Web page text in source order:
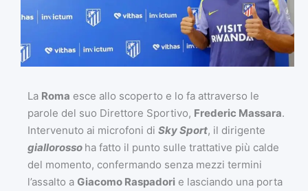
La Roma esce allo scoperto e lo fa attraverso le
parole del suo Direttore Sportivo, Frederic Massara.
Intervenuto ai microfoni di Sky Sport, il dirigente
giallorosso ha fatto il punto sulle trattative più calde
del momento, confermando senza mezzi termini
l’assalto a Giacomo Raspadori e lasciando una porta